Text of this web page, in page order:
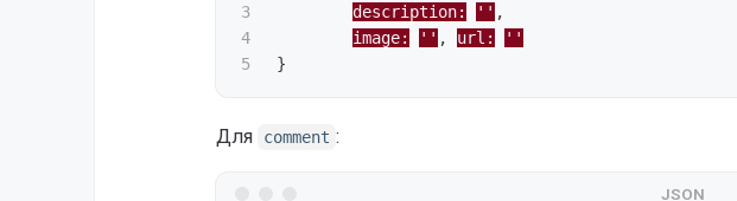
3
4
description:
'' ,
image:
'' , url:
''
}
Для comment :